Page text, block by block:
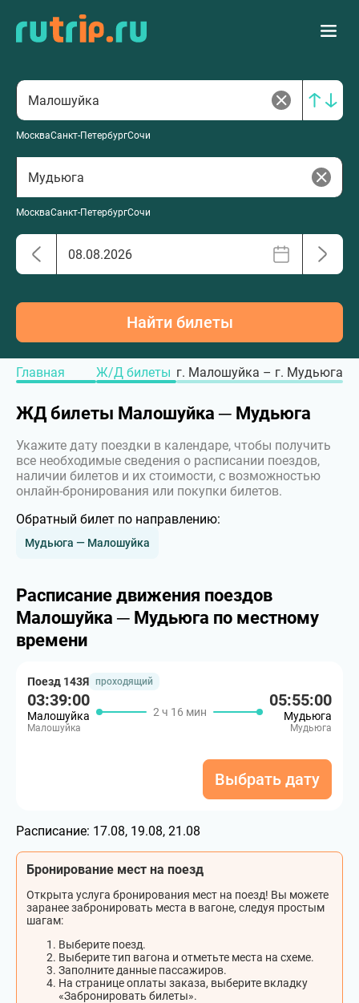
МоскваСанкт-ПетербургСочи
МоскваСанкт-ПетербургСочи
Найти билеты
Главная Ж/Д билеты г. Малошуйка – г. Мудьюга
ЖД билеты Малошуйка ─ Мудьюга
Укажите дату поездки в календаре, чтобы получить
все необходимые сведения о расписании поездов,
наличии билетов и их стоимости, с возможностью
онлайн-бронирования или покупки билетов.
Обратный билет по направлению:
Мудьюга — Малошуйка
Расписание движения поездов
Малошуйка ─ Мудьюга по местному
времени
Поезд 143Я проходящий
03:39:00
Малошуйка
Малошуйка
2 ч 16 мин
05:55:00
Мудьюга
Мудьюга
Выбрать дату
Расписание: 17.08, 19.08, 21.08
Бронирование мест на поезд
Открыта услуга бронирования мест на поезд! Вы можете
заранее забронировать места в вагоне, следуя простым
шагам:
Выберите поезд.
Выберите тип вагона и отметьте места на схеме.
Заполните данные пассажиров.
На странице оплаты заказа, выберите вкладку
«Забронировать билеты».